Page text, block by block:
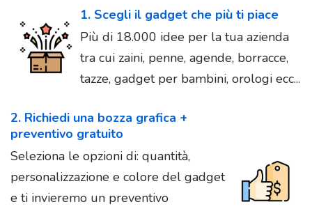
1. Scegli il gadget che più ti piace
Più di 18.000 idee per la tua azienda
tra cui zaini, penne, agende, borracce,
tazze, gadget per bambini, orologi ecc...
2. Richiedi una bozza grafica +
preventivo gratuito
Seleziona le opzioni di: quantità,
personalizzazione e colore del gadget
e ti invieremo un preventivo